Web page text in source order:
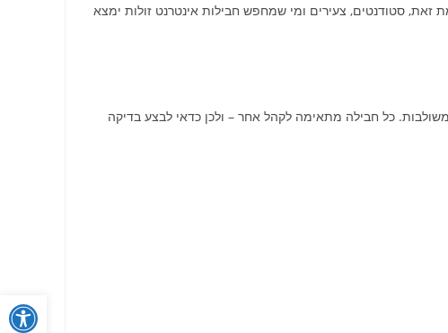
זאת, סטודנטים, צעירים ומי שמחפש חבילות אינטרנט זולות ימצא
משולבות. כל חבילה מתאימה לקהל אחר – ולכן כדאי לבצע בדיקה